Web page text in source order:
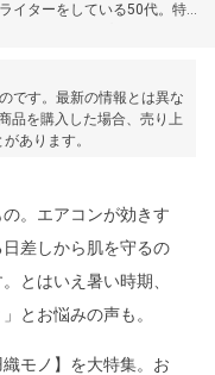
イターをしている50代。特に
です。最新の情報とは異な
品を購入した場合、売り上
あります。
。エアコンが効きす
差しから肌を守るの
とはいえ暑い時期、
とお悩みの声も。
モノ】を大特集。お